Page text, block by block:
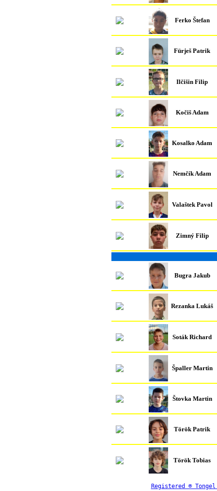
Ferko Štefan
Fürješ Patrik
Ilčišin Filip
Kočiš Adam
Kosalko Adam
Nemčík Adam
Valaštek Pavol
Zimný Filip
Bugra Jakub
Rezanka Lukáš
Soták Richard
Špaller Martin
Štovka Martin
Török Patrik
Török Tobias
Registered ® Tongel